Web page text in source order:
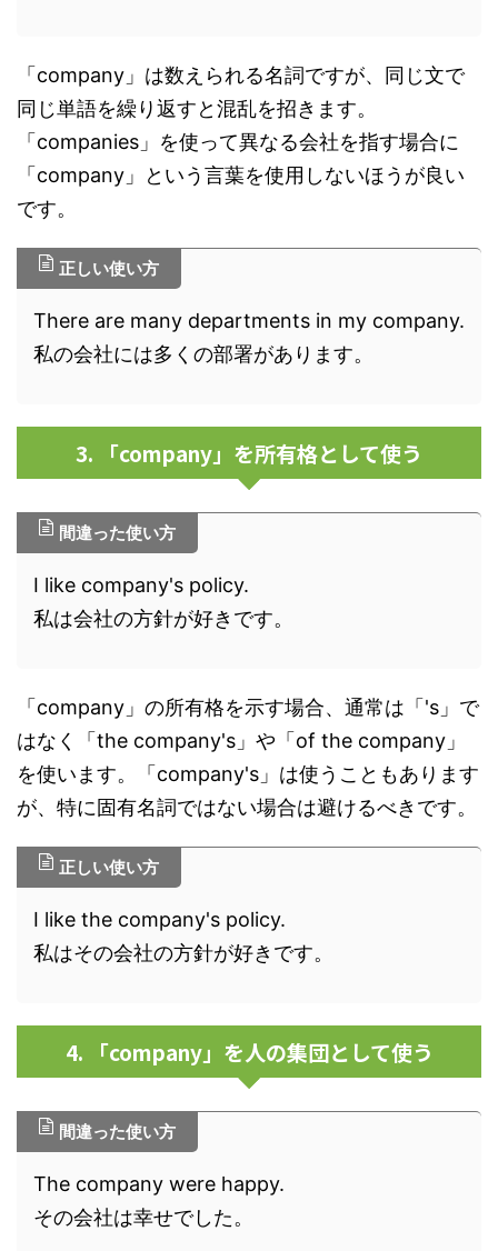
「company」は数えられる名詞ですが、同じ文で
同じ単語を繰り返すと混乱を招きます。
「companies」を使って異なる会社を指す場合に
「company」という言葉を使用しないほうが良い
です。
正しい使い方
There are many departments in my company.
私の会社には多くの部署があります。
3. 「company」を所有格として使う
間違った使い方
I like company's policy.
私は会社の方針が好きです。
「company」の所有格を示す場合、通常は「's」で
はなく「the company's」や「of the company」
を使います。「company's」は使うこともあります
が、特に固有名詞ではない場合は避けるべきです。
正しい使い方
I like the company's policy.
私はその会社の方針が好きです。
4. 「company」を人の集団として使う
間違った使い方
The company were happy.
その会社は幸せでした。